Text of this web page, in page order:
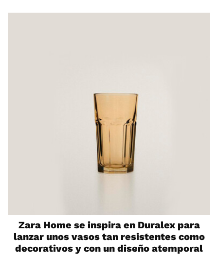
Zara Home se inspira en Duralex para
lanzar unos vasos tan resistentes como
decorativos y con un diseño atemporal